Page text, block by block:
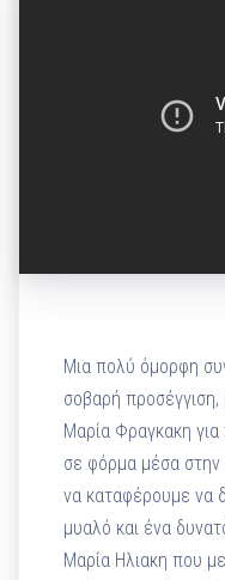
Μια πολύ όμορφη
σοβαρή προσέγγιση,
Μαρία Φραγκακη
σε φόρμα μέσα στην
να καταφέρουμε να
μυαλό και ένα
Μαρία Ηλιακη που